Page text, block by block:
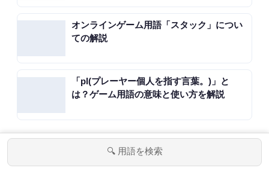
オンラインゲーム用語「スタック」につい
ての解説
「pl(プレーヤー個人を指す言葉。)」と
は？ゲーム用語の意味と使い方を解説
メニュー ホーム 検索 トップ サイドバー
🔍 用語を検索